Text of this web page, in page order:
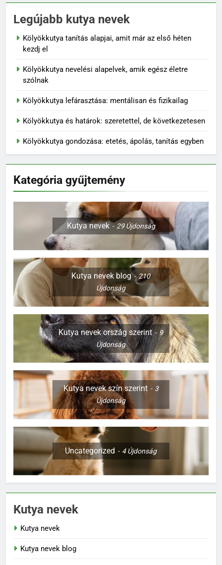
Legújabb kutya nevek
Kölyökkutya tanítás alapjai, amit már az első héten
kezdj el
Kölyökkutya nevelési alapelvek, amik egész életre
szólnak
Kölyökkutya lefárasztása: mentálisan és fizikailag
Kölyökkutya és határok: szeretettel, de következetesen
Kölyökkutya gondozása: etetés, ápolás, tanítás egyben
Kategória gyűjtemény
Kutya nevek 29Újdonság
Kutya nevek blog
210
Újdonság
Kutya nevek ország szerint
9
Újdonság
Kutya nevek szín szerint
3
Újdonság
Uncategorized 4Újdonság
Kutya nevek
Kutya nevek
Kutya nevek blog